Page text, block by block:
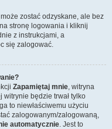
zostać odzyskane, ale bez
stronę logowania i kliknij
z instrukcjami, a
się zalogować.
Zapamiętaj mnie, witryna
witrynie będzie trwał tylko
to niewłaściwemu użyciu
zalogowanym/zalogowaną,
automatycznie. Jest to